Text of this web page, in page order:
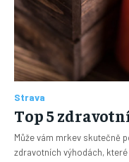
Strava
Top 5
Může vám mrkev skutečně
zdravotních výhodách,